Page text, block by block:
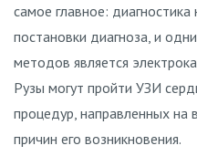
самое главное:
постановки диагноза, и
методов является
Рузы могут пройти УЗИ
процедур, направленных на
причин его возникновения.